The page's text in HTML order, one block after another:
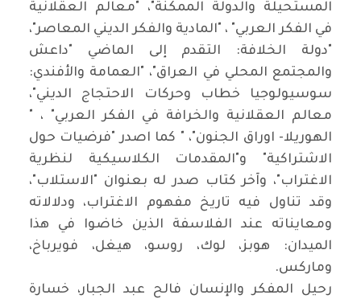
المستحيلة والدولة الممكنة"، "معالم العقلانية
في الفكر العربي" ، "المادية والفكر الديني المعاصر"،
"دولة الخلافة: التقدم إلى الماضي "داعش
والمجتمع المحلي في العراق"، "العمامة والأفندي:
سوسيولوجيا خطاب وحركات الاحتجاج الديني"،
معالم العقلانية والخرافة في الفكر العربي" ، "
الهوريلا- اوراق الجنون"، " كما اصدر "فرضيات حول
الاشتراكية" و"المقدمات الكلاسيكية لنظرية
الاغتراب"، وآخر كتاب صدر له بعنوان "الاستلاب"،
وقد تناول فيه تاريخ مفهوم الاغتراب، ودلالاته
ومعايناته عند الفلاسفة الذين خاضوا في هذا
الميدان: هوبز، لوك، روسو، هيغل، فويرباخ،
وماركس.
رحيل المفكر والإنسان فالح عبد الجبار، خسارة